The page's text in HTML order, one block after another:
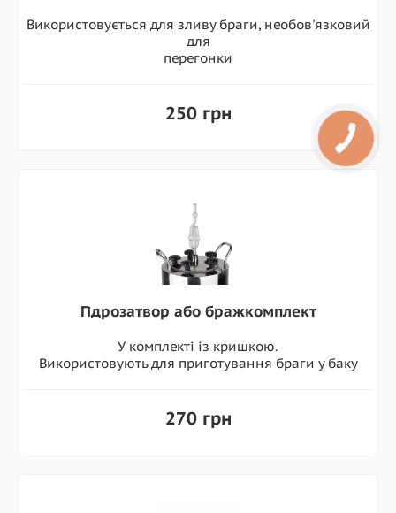
Використовується для зливу браги, необов'язковий
для
перегонки
250 грн
Гідрозатвор або бражкомплект
У комплекті із кришкою.
Використовують для приготування браги у баку
270 грн